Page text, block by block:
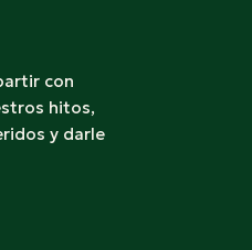
con
hitos,
y darle